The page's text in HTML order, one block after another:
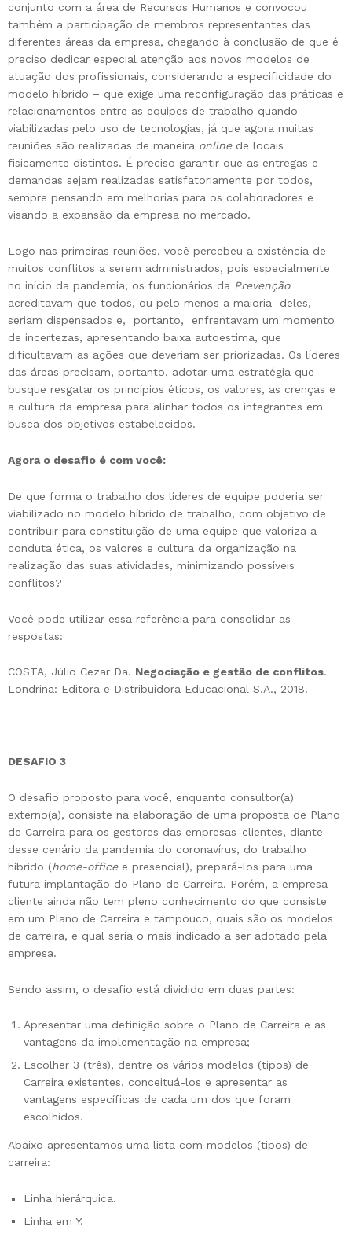
conjunto com a área de Recursos Humanos e convocou
também a participação de membros representantes das
diferentes áreas da empresa, chegando à conclusão de que é
preciso dedicar especial atenção aos novos modelos de
atuação dos profissionais, considerando a especificidade do
modelo híbrido – que exige uma reconfiguração das práticas e
relacionamentos entre as equipes de trabalho quando
viabilizadas pelo uso de tecnologias, já que agora muitas
reuniões são realizadas de maneira online de locais
fisicamente distintos. É preciso garantir que as entregas e
demandas sejam realizadas satisfatoriamente por todos,
sempre pensando em melhorias para os colaboradores e
visando a expansão da empresa no mercado.
Logo nas primeiras reuniões, você percebeu a existência de
muitos conflitos a serem administrados, pois especialmente
no início da pandemia, os funcionários da Prevenção
acreditavam que todos, ou pelo menos a maioria deles,
seriam dispensados e, portanto, enfrentavam um momento
de incertezas, apresentando baixa autoestima, que
dificultavam as ações que deveriam ser priorizadas. Os líderes
das áreas precisam, portanto, adotar uma estratégia que
busque resgatar os princípios éticos, os valores, as crenças e
a cultura da empresa para alinhar todos os integrantes em
busca dos objetivos estabelecidos.
Agora o desafio é com você:
De que forma o trabalho dos líderes de equipe poderia ser
viabilizado no modelo híbrido de trabalho, com objetivo de
contribuir para constituição de uma equipe que valoriza a
conduta ética, os valores e cultura da organização na
realização das suas atividades, minimizando possíveis
conflitos?
Você pode utilizar essa referência para consolidar as
respostas:
COSTA, Júlio Cezar Da. Negociação e gestão de conflitos.
Londrina: Editora e Distribuidora Educacional S.A., 2018.
DESAFIO 3
O desafio proposto para você, enquanto consultor(a)
externo(a), consiste na elaboração de uma proposta de Plano
de Carreira para os gestores das empresas-clientes, diante
desse cenário da pandemia do coronavírus, do trabalho
híbrido (home-office e presencial), prepará-los para uma
futura implantação do Plano de Carreira. Porém, a empresa-
cliente ainda não tem pleno conhecimento do que consiste
em um Plano de Carreira e tampouco, quais são os modelos
de carreira, e qual seria o mais indicado a ser adotado pela
empresa.
Sendo assim, o desafio está dividido em duas partes:
Apresentar uma definição sobre o Plano de Carreira e as
vantagens da implementação na empresa;
Escolher 3 (três), dentre os vários modelos (tipos) de
Carreira existentes, conceituá-los e apresentar as
vantagens específicas de cada um dos que foram
escolhidos.
Abaixo apresentamos uma lista com modelos (tipos) de
carreira:
Linha hierárquica.
Linha em Y.